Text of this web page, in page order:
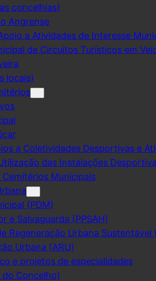
concelhias)
Angrense
a Atividades de Interesse
de Circuitos Turísticos em
locais)
a Coletividades Desportivas e
das Instalações
Municipais
(PDM)
e Salvaguarda (PPSAH)
Regeneração Urbana Sustentável
Urbana (ARU)
e projetos de especialidades
do Concelho)